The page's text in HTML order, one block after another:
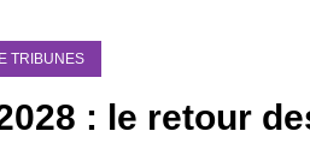
TRIBUNES
: le retour